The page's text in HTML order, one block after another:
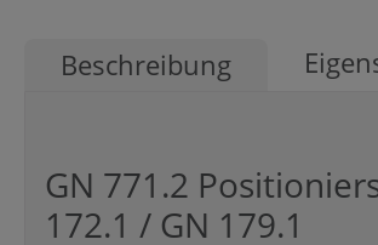
Beschreibung
GN 771.2
172.1 / GN 179.1